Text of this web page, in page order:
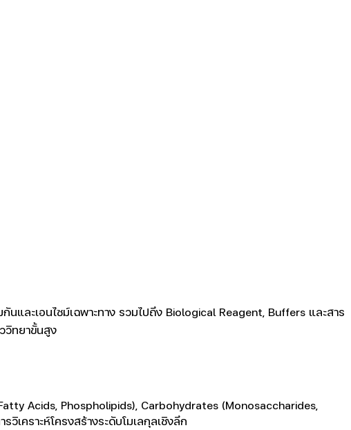
และเอนไซม์เฉพาะทาง รวมไปถึง Biological Reagent, Buffers และสาร
วิทยาขั้นสูง
Acids, Phospholipids), Carbohydrates (Monosaccharides,
คราะห์โครงสร้างระดับโมเลกุลเชิงลึก